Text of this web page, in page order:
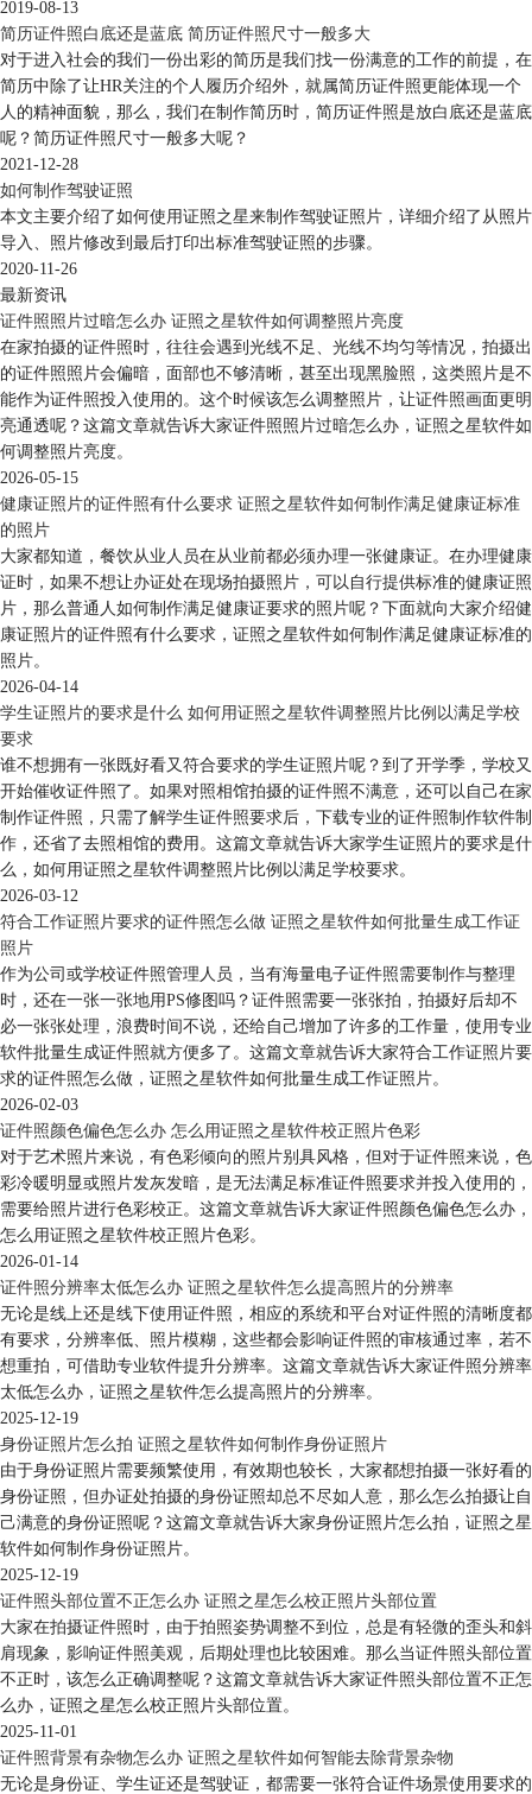
2019-08-13
简历证件照白底还是蓝底 简历证件照尺寸一般多大
对于进入社会的我们一份出彩的简历是我们找一份满意的工作的前提，在
简历中除了让HR关注的个人履历介绍外，就属简历证件照更能体现一个
人的精神面貌，那么，我们在制作简历时，简历证件照是放白底还是蓝底
呢？简历证件照尺寸一般多大呢？
2021-12-28
如何制作驾驶证照
本文主要介绍了如何使用证照之星来制作驾驶证照片，详细介绍了从照片
导入、照片修改到最后打印出标准驾驶证照的步骤。
2020-11-26
最新资讯
证件照照片过暗怎么办 证照之星软件如何调整照片亮度
在家拍摄的证件照时，往往会遇到光线不足、光线不均匀等情况，拍摄出
的证件照照片会偏暗，面部也不够清晰，甚至出现黑脸照，这类照片是不
能作为证件照投入使用的。这个时候该怎么调整照片，让证件照画面更明
亮通透呢？这篇文章就告诉大家证件照照片过暗怎么办，证照之星软件如
何调整照片亮度。
2026-05-15
健康证照片的证件照有什么要求 证照之星软件如何制作满足健康证标准
的照片
大家都知道，餐饮从业人员在从业前都必须办理一张健康证。在办理健康
证时，如果不想让办证处在现场拍摄照片，可以自行提供标准的健康证照
片，那么普通人如何制作满足健康证要求的照片呢？下面就向大家介绍健
康证照片的证件照有什么要求，证照之星软件如何制作满足健康证标准的
照片。
2026-04-14
学生证照片的要求是什么 如何用证照之星软件调整照片比例以满足学校
要求
谁不想拥有一张既好看又符合要求的学生证照片呢？到了开学季，学校又
开始催收证件照了。如果对照相馆拍摄的证件照不满意，还可以自己在家
制作证件照，只需了解学生证件照要求后，下载专业的证件照制作软件制
作，还省了去照相馆的费用。这篇文章就告诉大家学生证照片的要求是什
么，如何用证照之星软件调整照片比例以满足学校要求。
2026-03-12
符合工作证照片要求的证件照怎么做 证照之星软件如何批量生成工作证
照片
作为公司或学校证件照管理人员，当有海量电子证件照需要制作与整理
时，还在一张一张地用PS修图吗？证件照需要一张张拍，拍摄好后却不
必一张张处理，浪费时间不说，还给自己增加了许多的工作量，使用专业
软件批量生成证件照就方便多了。这篇文章就告诉大家符合工作证照片要
求的证件照怎么做，证照之星软件如何批量生成工作证照片。
2026-02-03
证件照颜色偏色怎么办 怎么用证照之星软件校正照片色彩
对于艺术照片来说，有色彩倾向的照片别具风格，但对于证件照来说，色
彩冷暖明显或照片发灰发暗，是无法满足标准证件照要求并投入使用的，
需要给照片进行色彩校正。这篇文章就告诉大家证件照颜色偏色怎么办，
怎么用证照之星软件校正照片色彩。
2026-01-14
证件照分辨率太低怎么办 证照之星软件怎么提高照片的分辨率
无论是线上还是线下使用证件照，相应的系统和平台对证件照的清晰度都
有要求，分辨率低、照片模糊，这些都会影响证件照的审核通过率，若不
想重拍，可借助专业软件提升分辨率。这篇文章就告诉大家证件照分辨率
太低怎么办，证照之星软件怎么提高照片的分辨率。
2025-12-19
身份证照片怎么拍 证照之星软件如何制作身份证照片
由于身份证照片需要频繁使用，有效期也较长，大家都想拍摄一张好看的
身份证照，但办证处拍摄的身份证照却总不尽如人意，那么怎么拍摄让自
己满意的身份证照呢？这篇文章就告诉大家身份证照片怎么拍，证照之星
软件如何制作身份证照片。
2025-12-19
证件照头部位置不正怎么办 证照之星怎么校正照片头部位置
大家在拍摄证件照时，由于拍照姿势调整不到位，总是有轻微的歪头和斜
肩现象，影响证件照美观，后期处理也比较困难。那么当证件照头部位置
不正时，该怎么正确调整呢？这篇文章就告诉大家证件照头部位置不正怎
么办，证照之星怎么校正照片头部位置。
2025-11-01
证件照背景有杂物怎么办 证照之星软件如何智能去除背景杂物
无论是身份证、学生证还是驾驶证，都需要一张符合证件场景使用要求的